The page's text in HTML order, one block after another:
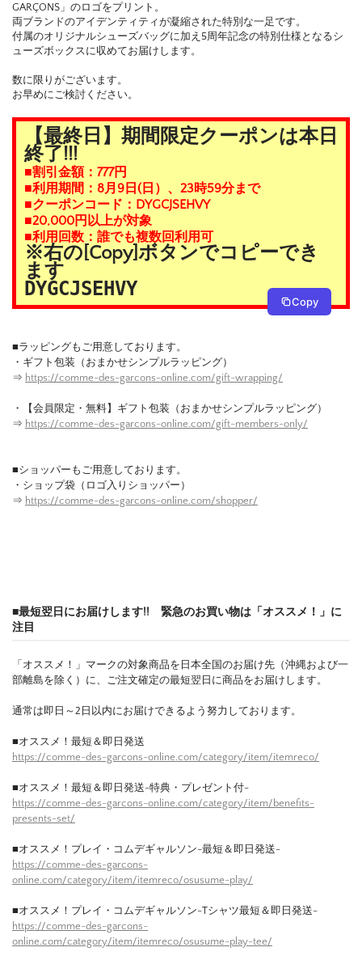
GARÇONS」のロゴをプリント。
両ブランドのアイデンティティが凝縮された特別な一足です。
付属のオリジナルシューズバッグに加え5周年記念の特別仕様となるシ
ューズボックスに収めてお届けします。
数に限りがございます。
お早めにご検討ください。
【最終日】期間限定クーポンは本日
終了!!!
■割引金額：777円
■利用期間：8月9日(日）、23時59分まで
■クーポンコード：DYGCJSEHVY
■20,000円以上が対象
■利用回数：誰でも複数回利用可
※右の[Copy]ボタンでコピーでき
ます
DYGCJSEHVY
Copy
■ラッピングもご用意しております。
・ギフト包装（おまかせシンプルラッピング）
⇒ https://comme-des-garcons-online.com/gift-wrapping/
・【会員限定・無料】ギフト包装（おまかせシンプルラッピング）
⇒ https://comme-des-garcons-online.com/gift-members-only/
■ショッパーもご用意しております。
・ショップ袋（ロゴ入りショッパー）
⇒ https://comme-des-garcons-online.com/shopper/
■最短翌日にお届けします!! 緊急のお買い物は「オススメ！」に
注目
「オススメ！」マークの対象商品を日本全国のお届け先（沖縄および一
部離島を除く）に、ご注文確定の最短翌日に商品をお届けします。
通常は即日～2日以内にお届けできるよう努力しております。
■オススメ！最短＆即日発送
https://comme-des-garcons-online.com/category/item/itemreco/
■オススメ！最短＆即日発送-特典・プレゼント付-
https://comme-des-garcons-online.com/category/item/benefits-
presents-set/
■オススメ！プレイ・コムデギャルソン-最短＆即日発送-
https://comme-des-garcons-
online.com/category/item/itemreco/osusume-play/
■オススメ！プレイ・コムデギャルソン-Tシャツ最短＆即日発送-
https://comme-des-garcons-
online.com/category/item/itemreco/osusume-play-tee/